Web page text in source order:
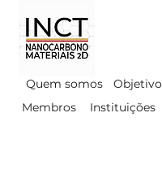
Membros
Quem somos
Instituições